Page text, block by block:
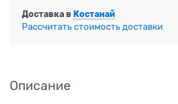
Доставка в Костанай
Рассчитать стоимость доставки
Описание